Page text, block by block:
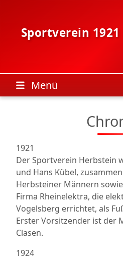
contentSportverein
Menü
1921
Der Sportverein Herbstein
und Hans Kübel,
Herbsteiner Männern
Firma Rheinelektra, die
Vogelsberg errichtet, als
Erster Vorsitzender ist der
Clasen.
1924